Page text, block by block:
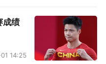
马斯下场之后才丢球
这一侧，而是定位球
不够，让小蜜蜂来了
成绩
14:25